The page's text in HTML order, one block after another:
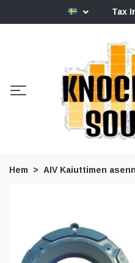
Tax
Hem AIV Kaiuttimen